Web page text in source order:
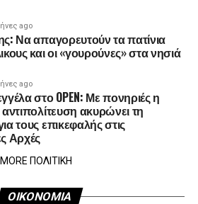
ago
Να απαγορευτούν τα πατίνια
και οι «γουρούνες» στα νησιά
ago
στο OPEN: Με πονηριές η
ακυρώνει τη
τους επικεφαλής στις
Αρχές
MORE ΠΟΛΙΤΙΚΗ
ΟΙΚΟΝΟΜΙΑ